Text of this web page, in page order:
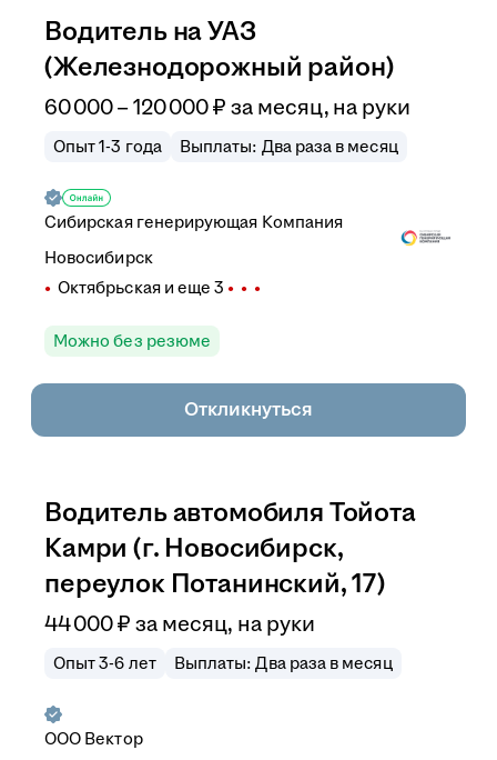
Водитель на УАЗ
(Железнодорожный район)
60 000–120 000₽ за месяц, на руки
Опыт 1-3 года Выплаты: Два раза в месяц
Сибирская генерирующая Компания
Новосибирск
Октябрьская и еще 3
Можно без резюме
Откликнуться
Водитель автомобиля Тойота
Камри (г. Новосибирск,
переулок Потанинский, 17)
44 000₽ за месяц, на руки
Опыт 3-6 лет Выплаты: Два раза в месяц
ООО Вектор